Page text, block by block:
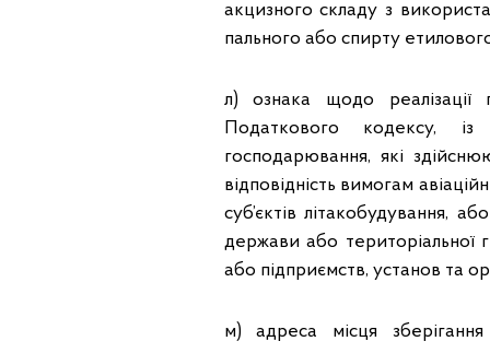
акцизного складу з
пального або спирту
л) ознака щодо реалізації
Податкового кодексу, із
господарювання, які
відповідність вимогам
суб’єктів літакобудування,
держави або територіальної
або підприємств, установ та
м) адреса місця